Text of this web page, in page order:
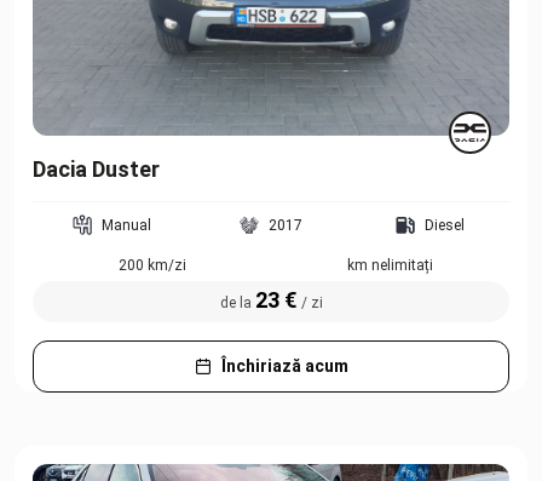
Dacia Duster
Manual 2017 Diesel
200 km/zi km nelimitați
de la 23 € / zi
Închiriază acum